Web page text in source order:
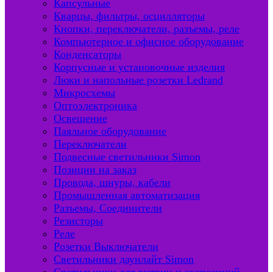
Капсульные
Кварцы, фильтры, осцилляторы
Кнопки, переключатели, разъемы, реле
Компьютерное и офисное оборудование
Конденсаторы
Корпусные и установочные изделия
Люки и напольные розетки Ledrand
Микросхемы
Оптоэлектроника
Освещение
Паяльное оборудование
Переключатели
Подвесные светильники Simon
Позиции на заказ
Провода, шнуры, кабели
Промышленная автоматизация
Разъемы, Соединители
Резисторы
Реле
Розетки Выключатели
Светильники даунлайт Simon